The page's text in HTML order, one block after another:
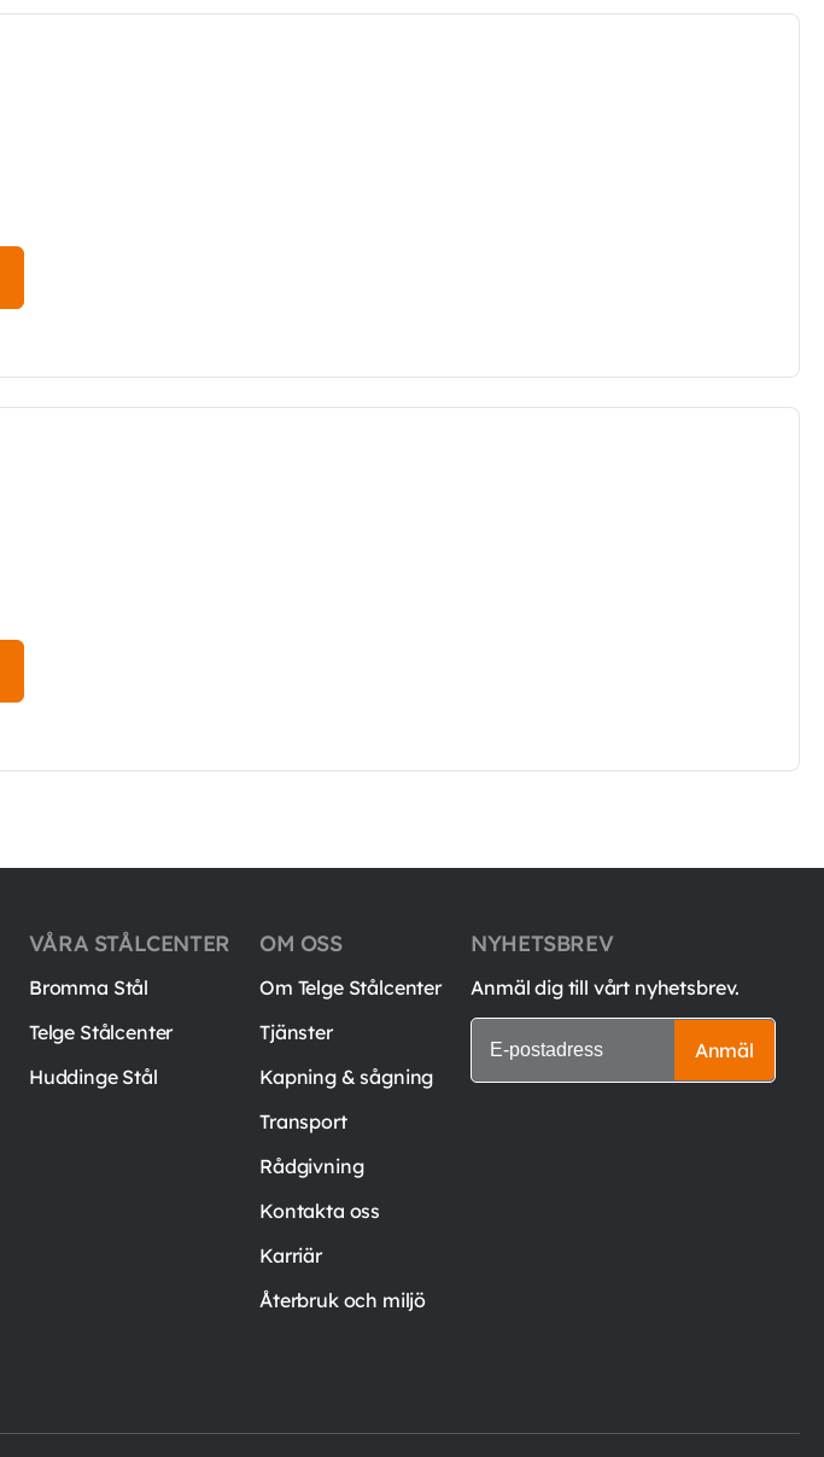
VÅRA STÅLCENTER
Bromma Stål
Telge Stålcenter
Huddinge Stål
OM OSS
Om Telge Stålcenter
Tjänster
Kapning & sågning
Transport
Rådgivning
Kontakta oss
Karriär
Återbruk och miljö
NYHETSBREV
Anmäl dig till vårt nyhetsbrev.
Anmäl